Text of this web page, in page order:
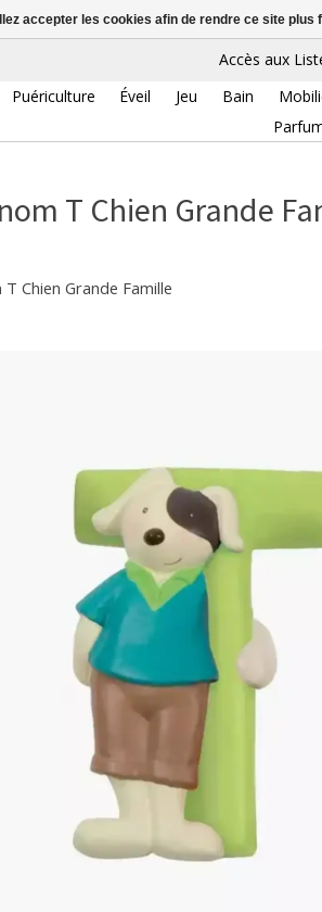
Accès aux
Puériculture Éveil Jeu Bain
T Chien Grande
Chien Grande Famille
accepter les cookies afin de rendre ce site plus